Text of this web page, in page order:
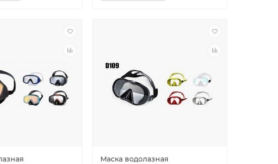
Маска водолазная